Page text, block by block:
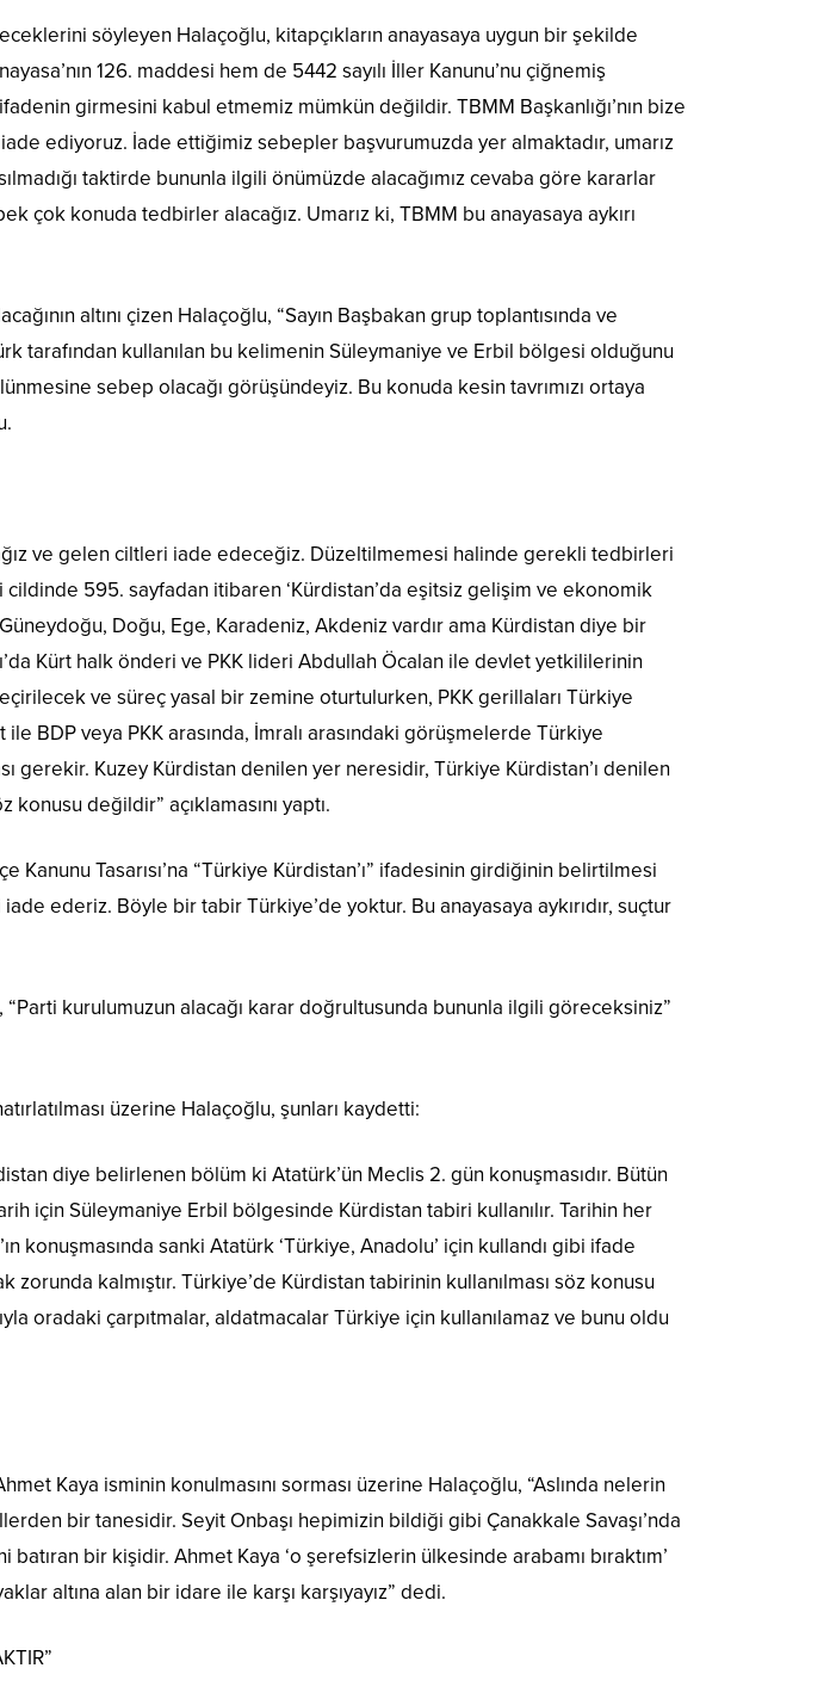
söyleyen Halaçoğlu, kitapçıkların anayasaya uygun bir şekilde
126. maddesi hem de 5442 sayılı İller Kanunu’nu çiğnemiş
girmesini kabul etmemiz mümkün değildir. TBMM Başkanlığı’nın bize
ediyoruz. İade ettiğimiz sebepler başvurumuzda yer almaktadır, umarız
taktirde bununla ilgili önümüzde alacağımız cevaba göre kararlar
çok konuda tedbirler alacağız. Umarız ki, TBMM bu anayasaya aykırı
altını çizen Halaçoğlu, “Sayın Başbakan grup toplantısında ve
tarafından kullanılan bu kelimenin Süleymaniye ve Erbil bölgesi olduğunu
sebep olacağı görüşündeyiz. Bu konuda kesin tavrımızı ortaya
ve gelen ciltleri iade edeceğiz. Düzeltilmemesi halinde gerekli tedbirleri
cildinde 595. sayfadan itibaren ‘Kürdistan’da eşitsiz gelişim ve ekonomik
Doğu, Ege, Karadeniz, Akdeniz vardır ama Kürdistan diye bir
Kürt halk önderi ve PKK lideri Abdullah Öcalan ile devlet yetkililerinin
ve süreç yasal bir zemine oturtulurken, PKK gerillaları Türkiye
ile BDP veya PKK arasında, İmralı arasındaki görüşmelerde Türkiye
gerekir. Kuzey Kürdistan denilen yer neresidir, Türkiye Kürdistan’ı denilen
değildir” açıklamasını yaptı.
Tasarısı’na “Türkiye Kürdistan’ı” ifadesinin girdiğinin belirtilmesi
ederiz. Böyle bir tabir Türkiye’de yoktur. Bu anayasaya aykırıdır, suçtur
kurulumuzun alacağı karar doğrultusunda bununla ilgili göreceksiniz”
üzerine Halaçoğlu, şunları kaydetti:
diye belirlenen bölüm ki Atatürk’ün Meclis 2. gün konuşmasıdır. Bütün
için Süleymaniye Erbil bölgesinde Kürdistan tabiri kullanılır. Tarihin her
konuşmasında sanki Atatürk ‘Türkiye, Anadolu’ için kullandı gibi ifade
kalmıştır. Türkiye’de Kürdistan tabirinin kullanılması söz konusu
oradaki çarpıtmalar, aldatmacalar Türkiye için kullanılamaz ve bunu oldu
Kaya isminin konulmasını sorması üzerine Halaçoğlu, “Aslında nelerin
bir tanesidir. Seyit Onbaşı hepimizin bildiği gibi Çanakkale Savaşı’nda
bir kişidir. Ahmet Kaya ‘o şerefsizlerin ülkesinde arabamı bıraktım’
altına alan bir idare ile karşı karşıyayız” dedi.